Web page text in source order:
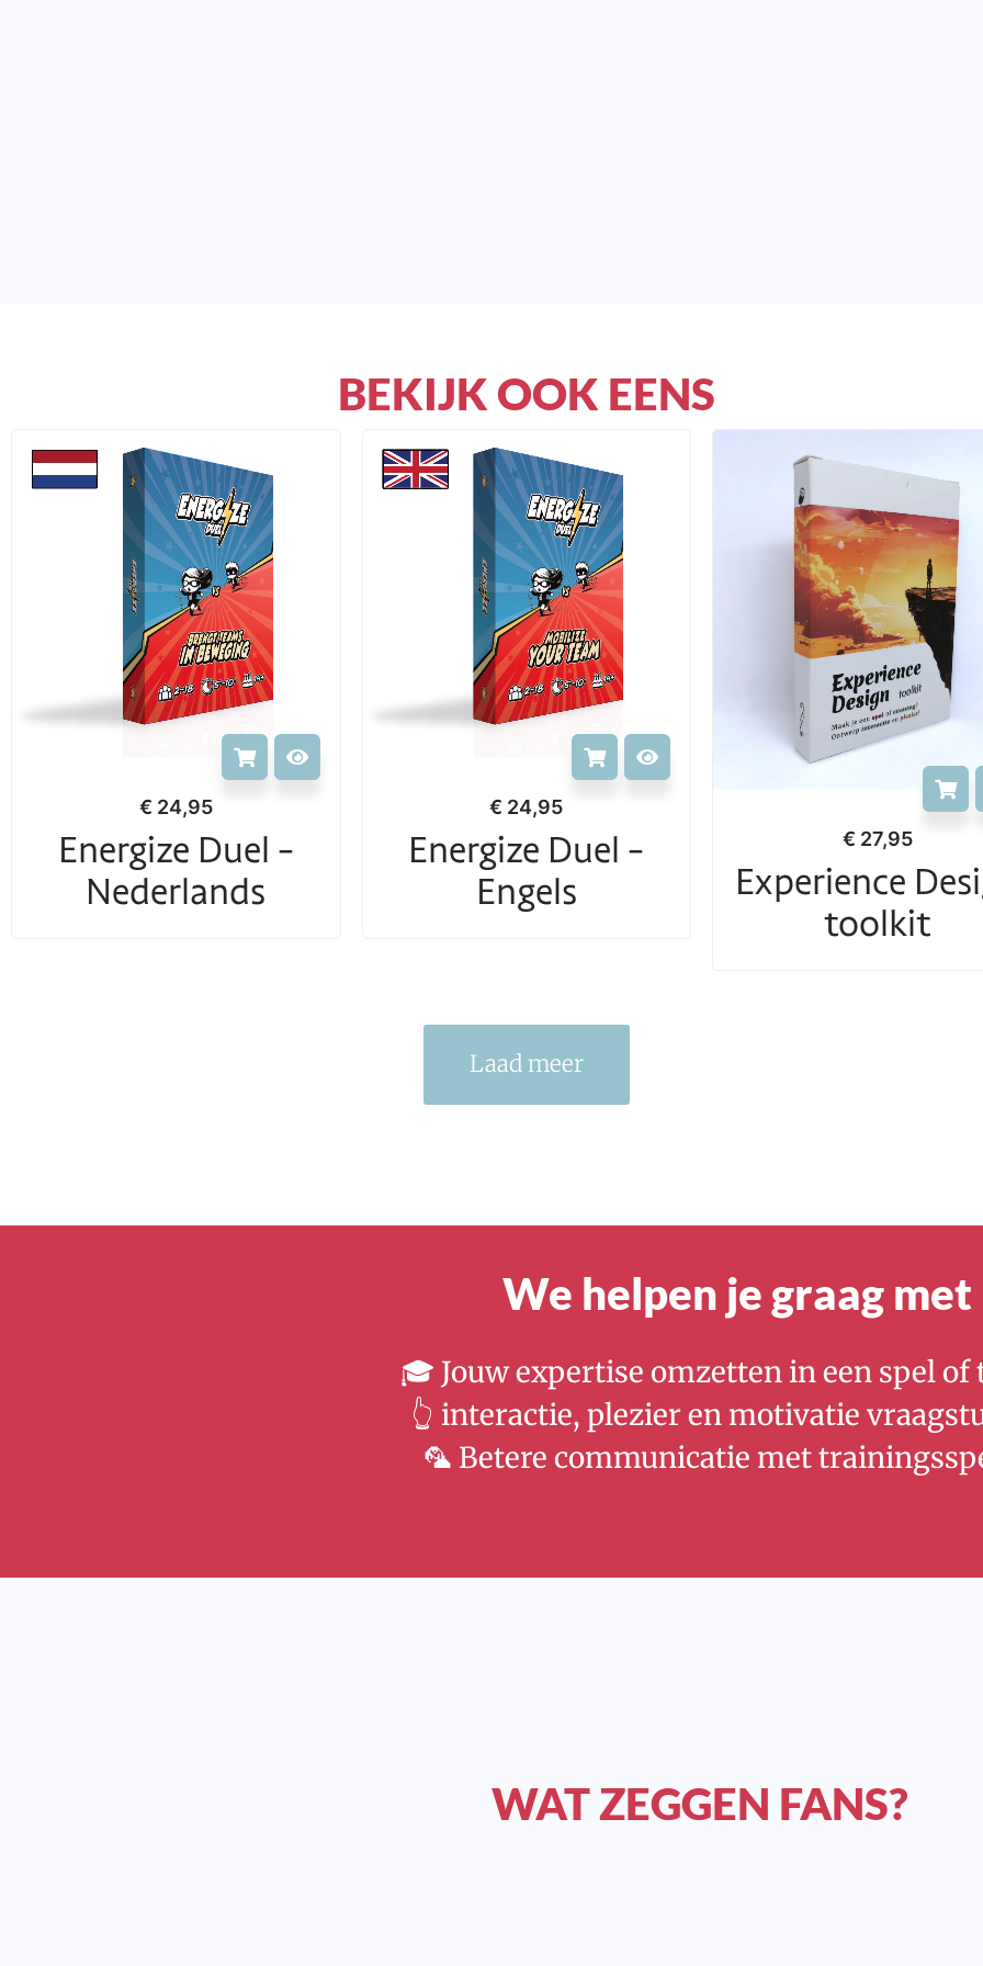
BEKIJK OOK EENS
€ 24,95
Energize Duel -
Nederlands
€ 24,95
Energize Duel -
Engels
€ 27,95
Experience
toolkit
Laad meer
We helpen je graag met
🎓 Jouw expertise omzetten in een spel
👆 interactie, plezier en motivatie
🦜 Betere communicatie met
WAT ZEGGEN FANS?